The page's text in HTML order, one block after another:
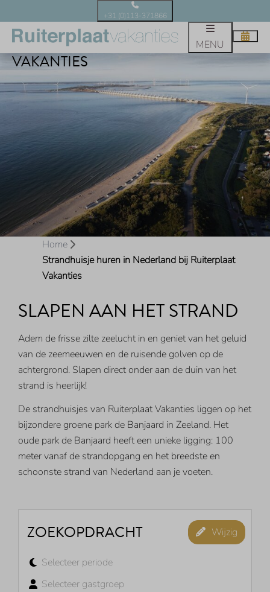
+31 (0)113-371866
MENU
STRANDHUISJE HUREN IN
NEDERLAND BIJ RUITERPLAAT
VAKANTIES
Home
Strandhuisje huren in Nederland bij Ruiterplaat
Vakanties
SLAPEN AAN HET STRAND
Adem de frisse zilte zeelucht in en geniet van het geluid
van de zeemeeuwen en de ruisende golven op de
achtergrond. Slapen direct onder aan de duin van het
strand is heerlijk!
De strandhuisjes van Ruiterplaat Vakanties liggen op het
bijzondere groene park de Banjaard in Zeeland. Het
oude park de Banjaard heeft een unieke ligging: 100
meter vanaf de strandopgang en het breedste en
schoonste strand van Nederland aan je voeten.
ZOEKOPDRACHT Wijzig
Selecteer periode
Selecteer gastgroep